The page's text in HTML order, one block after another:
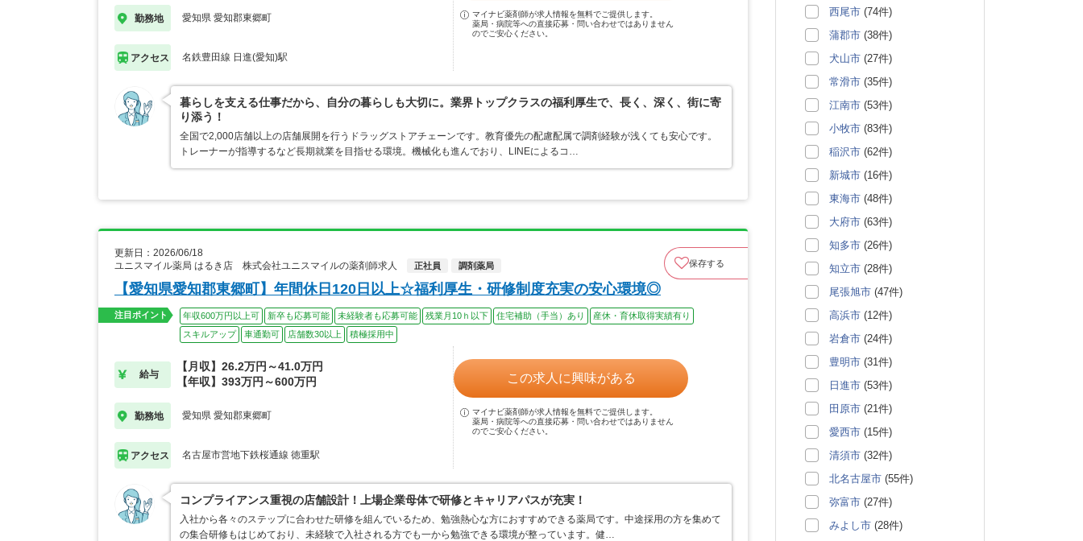
勤務地 愛知県 愛知郡東郷町
アクセス 名鉄豊田線 日進(愛知)駅
マイナビ薬剤師が求人情報を無料でご提供します。
薬局・病院等への直接応募・問い合わせではありません
のでご安心ください。
暮らしを支える仕事だから、自分の暮らしも大切に。業界トップクラスの福利厚生で、長く、深く、街に寄
り添う！
全国で2,000店舗以上の店舗展開を行うドラッグストアチェーンです。教育優先の配慮配属で調剤経験が浅くても安心です。
トレーナーが指導するなど長期就業を目指せる環境。機械化も進んでおり、LINEによるコ…
更新日：2026/06/18
ユニスマイル薬局 はるき店 株式会社ユニスマイルの薬剤師求人
正社員 調剤薬局 保存する
【愛知県愛知郡東郷町】年間休日120日以上☆福利厚生・研修制度充実の安心環境◎
注目ポイント 年収600万円以上可 新卒も応募可能 未経験者も応募可能 残業月10ｈ以下 住宅補助（手当）あり
産休・育休取得実績有り
スキルアップ
車通勤可 店舗数30以上 積極採用中
給与
【月収】26.2万円～41.0万円
【年収】393万円～600万円
勤務地 愛知県 愛知郡東郷町
アクセス 名古屋市営地下鉄桜通線 徳重駅
この求人に興味がある
マイナビ薬剤師が求人情報を無料でご提供します。
薬局・病院等への直接応募・問い合わせではありません
のでご安心ください。
コンプライアンス重視の店舗設計！上場企業母体で研修とキャリアパスが充実！
入社から各々のステップに合わせた研修を組んでいるため、勉強熱心な方におすすめできる薬局です。中途採用の方を集めて
の集合研修もはじめており、未経験で入社される方でも一から勉強できる環境が整っています。健…
西尾市 (74件)
蒲郡市 (38件)
犬山市 (27件)
常滑市 (35件)
江南市 (53件)
小牧市 (83件)
稲沢市 (62件)
新城市 (16件)
東海市 (48件)
大府市 (63件)
知多市 (26件)
知立市 (28件)
尾張旭市 (47件)
高浜市 (12件)
岩倉市 (24件)
豊明市 (31件)
日進市 (53件)
田原市 (21件)
愛西市 (15件)
清須市 (32件)
北名古屋市 (55件)
弥富市 (27件)
みよし市 (28件)